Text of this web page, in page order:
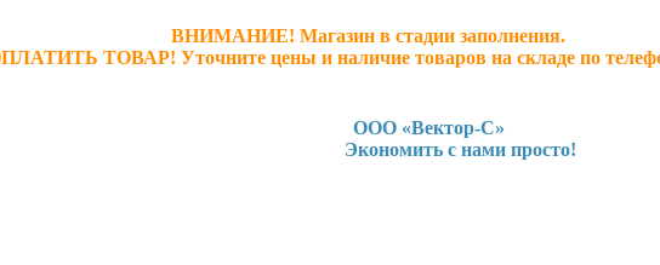
ВНИМАНИЕ! Магазин в стадии заполнения.
ТОВАР! Уточните цены и наличие товаров на складе по
ООО «Вектор-С»
Экономить с нами просто!